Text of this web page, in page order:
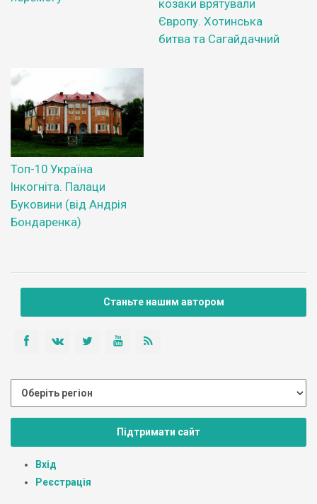
козаки врятували
Європу. Хотинська
битва та Сагайдачний
Топ-10 Україна
Інкогніта. Палаци
Буковини (від Андрія
Бондаренка)
Станьте нашим автором
Підтримати сайт
Вхід
Реєстрація